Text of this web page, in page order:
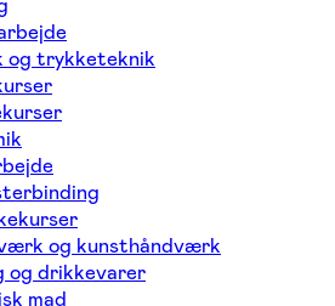
og trykketeknik
og kunsthåndværk
og drikkevarer
mad